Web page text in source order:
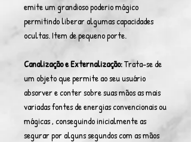
emite um grandioso poderio mágico
permitindo liberar algumas capacidades
ocultas. Item de pequeno porte.
Canalização e Externalização:Trata-se de
um objeto que permite ao seu usuário
absorver e conter sobre suas mãos as mais
variadas fontes de energias convencionais ou
mágicas , conseguindo inicialmente as
segurar por alguns segundos com as mãos